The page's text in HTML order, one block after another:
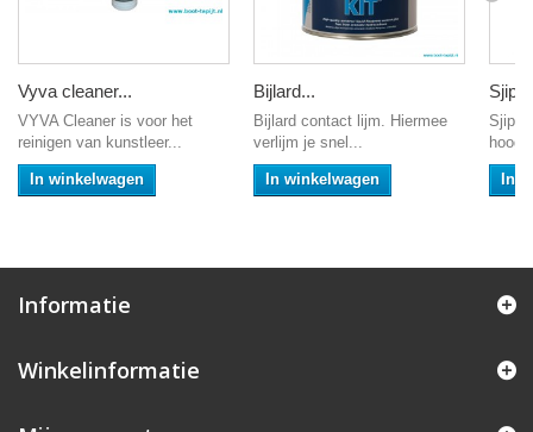
Vyva cleaner...
VYVA Cleaner is voor het
reinigen van kunstleer...
In winkelwagen
Bijlard...
Bijlard contact lijm. Hiermee
verlijm je snel...
In winkelwagen In
Informatie
Winkelinformatie